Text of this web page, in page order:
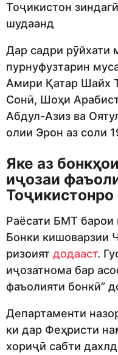
Тоҷикистон
шудаанд
Дар садри рӯйхати
пурнуфузтарин
Амири Қатар Шайх
Сонӣ, Шоҳи
Абдул-Азиз ва
олии Эрон аз соли
Яке аз
иҷозаи
Тоҷикистонро
Раёсати БМТ барои
Бонки кишоварзии
ризоият додааст.
иҷозатнома бар
фаъолияти бонкӣ”
Департаменти
ки дар Феҳристи
хориҷӣ сабти